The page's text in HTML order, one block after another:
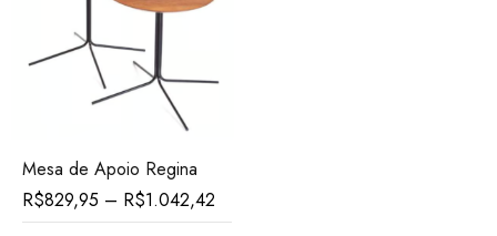
Mesa de Apoio Regina
R$829,95 – R$1.042,42